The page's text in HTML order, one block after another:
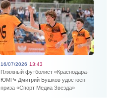
16/07/2026 13:43
Пляжный футболист «Краснодара-
ЮМР» Дмитрий Бушков удостоен
приза «Спорт Медиа Звезда»